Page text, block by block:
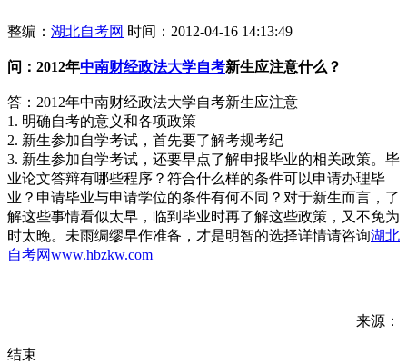
整编： 湖北自考网 时间：2012-04-16 14:13:49
问： 2012年中南财经政法大学自考新生应注意什么？
答：2012年中南财经政法大学自考新生应注意
1. 明确自考的意义和各项政策
2. 新生参加自学考试，首先要了解考规考纪
3. 新生参加自学考试，还要早点了解申报毕业的相关政策。毕
业论文答辩有哪些程序？符合什么样的条件可以申请办理毕
业？申请毕业与申请学位的条件有何不同？对于新生而言，了
解这些事情看似太早，临到毕业时再了解这些政策，又不免为
时太晚。未雨绸缪早作准备，才是明智的选择详情请咨询湖北
自考网www.hbzkw.com
来源：
结束